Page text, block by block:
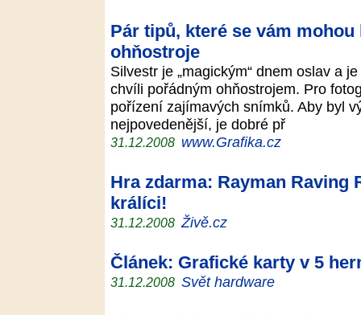
Pár tipů, které se vám
ohňostroje
Silvestr je „magickým“ dnem oslav a
chvíli pořádným ohňostrojem. Pro
pořízení zajímavých snímků. Aby byl
nejpovedenější, je dobré př
31.12.2008 www.Grafika.cz
Hra zdarma: Rayman
králíci!
31.12.2008 Živě.cz
Článek: Grafické karty v 5
31.12.2008 Svět hardware